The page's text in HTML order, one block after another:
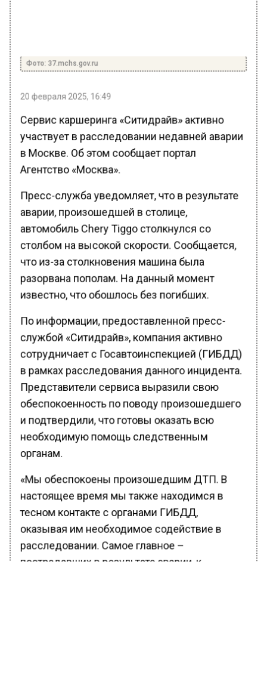
Фото: 37.mchs.gov.ru
20 февраля 2025, 16:49
Сервис каршеринга «Ситидрайв» активно
участвует в расследовании недавней аварии
в Москве. Об этом сообщает портал
Агентство «Москва».
Пресс-служба уведомляет, что в результате
аварии, произошедшей в столице,
автомобиль Chery Tiggo столкнулся со
столбом на высокой скорости. Сообщается,
что из-за столкновения машина была
разорвана пополам. На данный момент
известно, что обошлось без погибших.
По информации, предоставленной пресс-
службой «Ситидрайв», компания активно
сотрудничает с Госавтоинспекцией (ГИБДД)
в рамках расследования данного инцидента.
Представители сервиса выразили свою
обеспокоенность по поводу произошедшего
и подтвердили, что готовы оказать всю
необходимую помощь следственным
органам.
«Мы обеспокоены произошедшим ДТП. В
настоящее время мы также находимся в
тесном контакте с органами ГИБДД,
оказывая им необходимое содействие в
расследовании. Самое главное –
пострадавших в результате аварии, к